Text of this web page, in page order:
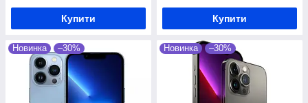
Купити Купити
Новинка –30% Новинка –30%